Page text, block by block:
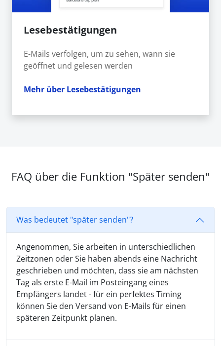
Lesebestätigungen
E-Mails verfolgen, um zu sehen, wann sie
geöffnet und gelesen werden
Mehr über Lesebestätigungen
FAQ über die Funktion "Später senden"
Was bedeutet "später senden"?
Angenommen, Sie arbeiten in unterschiedlichen
Zeitzonen oder Sie haben abends eine Nachricht
geschrieben und möchten, dass sie am nächsten
Tag als erste E-Mail im Posteingang eines
Empfängers landet - für ein perfektes Timing
können Sie den Versand von E-Mails für einen
späteren Zeitpunkt planen.